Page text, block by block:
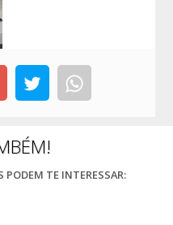
PODEM TE INTERESSAR: